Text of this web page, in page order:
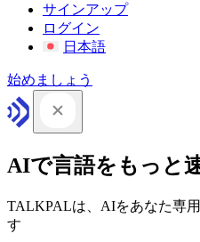
サインアップ
ログイン
日本語
始めましょう
AIで言語をもっと
TALKPALは、AIをあなた専
す